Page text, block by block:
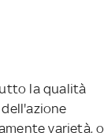
la qualità
varietà, o